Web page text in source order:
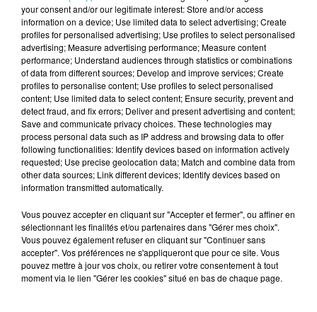
Votre nom*
Votre e-mail*
Votre n° de téléphone*
Votre message*
your consent and/or our legitimate interest: Store and/or access
information on a device; Use limited data to select advertising; Create
profiles for personalised advertising; Use profiles to select personalised
advertising; Measure advertising performance; Measure content
performance; Understand audiences through statistics or combinations
of data from different sources; Develop and improve services; Create
profiles to personalise content; Use profiles to select personalised
content; Use limited data to select content; Ensure security, prevent and
detect fraud, and fix errors; Deliver and present advertising and content;
Save and communicate privacy choices. These technologies may
process personal data such as IP address and browsing data to offer
following functionalities: Identify devices based on information actively
requested; Use precise geolocation data; Match and combine data from
other data sources; Link different devices; Identify devices based on
information transmitted automatically.
Vous pouvez accepter en cliquant sur "Accepter et fermer", ou affiner en
sélectionnant les finalités et/ou partenaires dans "Gérer mes choix".
Vous pouvez également refuser en cliquant sur "Continuer sans
accepter". Vos préférences ne s'appliqueront que pour ce site. Vous
pouvez mettre à jour vos choix, ou retirer votre consentement à tout
moment via le lien "Gérer les cookies" situé en bas de chaque page.